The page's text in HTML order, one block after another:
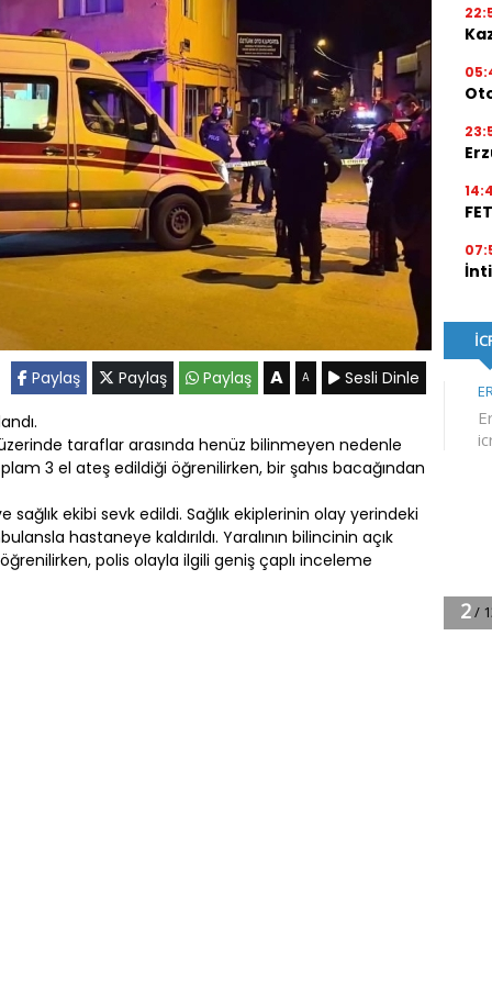
Paylaş Paylaş Paylaş A A
Sesli Dinle
taraflar arasında henüz bilinmeyen nedenle
3 el ateş edildiği öğrenilirken, bir şahıs bacağından
ekibi sevk edildi. Sağlık ekiplerinin olay yerindeki
hastaneye kaldırıldı. Yaralının bilincinin açık
polis olayla ilgili geniş çaplı inceleme